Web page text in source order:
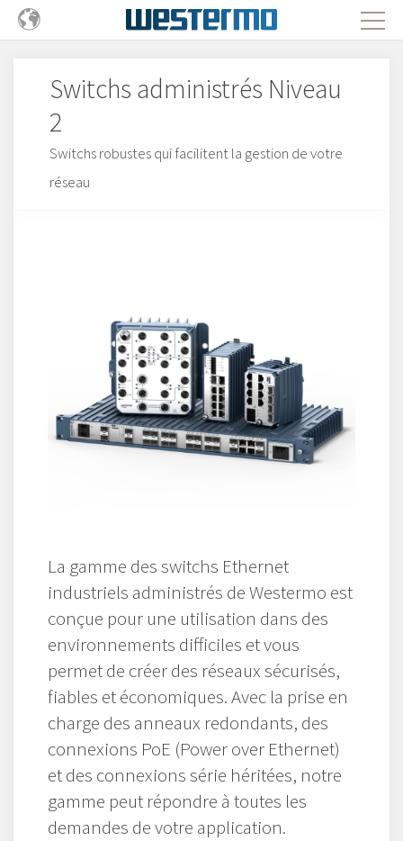
Switchs administrés Niveau
2
Switchs robustes qui facilitent la gestion de votre
réseau
La gamme des switchs Ethernet
industriels administrés de Westermo est
conçue pour une utilisation dans des
environnements difficiles et vous
permet de créer des réseaux sécurisés,
fiables et économiques. Avec la prise en
charge des anneaux redondants, des
connexions PoE (Power over Ethernet)
et des connexions série héritées, notre
gamme peut répondre à toutes les
demandes de votre application.